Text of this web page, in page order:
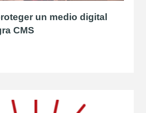
un medio digital
CMS